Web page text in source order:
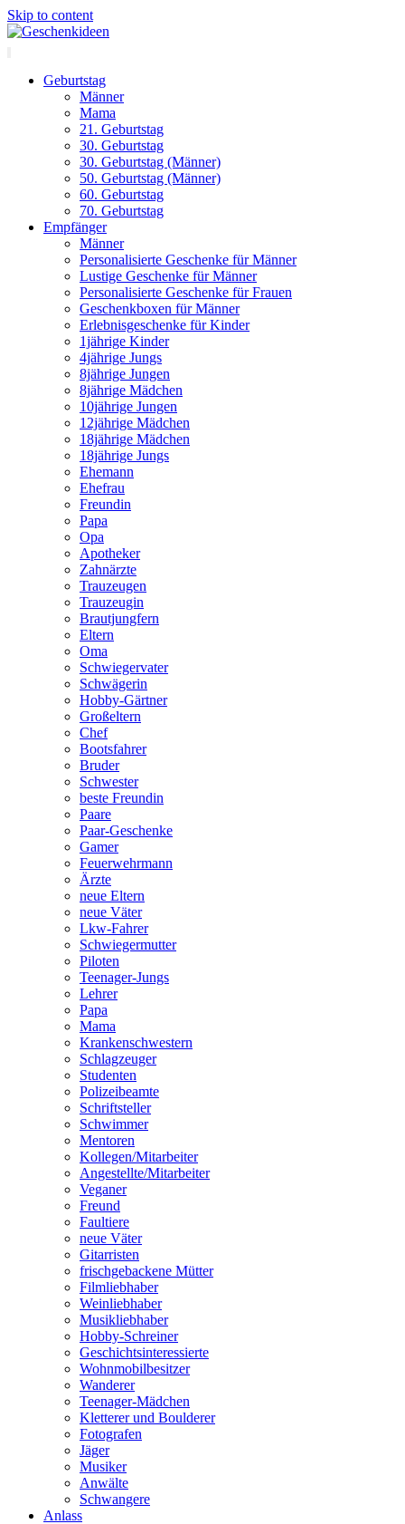
Skip to content
Geburtstag
Männer
Mama
21. Geburtstag
30. Geburtstag
30. Geburtstag (Männer)
50. Geburtstag (Männer)
60. Geburtstag
70. Geburtstag
Empfänger
Männer
Personalisierte Geschenke für Männer
Lustige Geschenke für Männer
Personalisierte Geschenke für Frauen
Geschenkboxen für Männer
Erlebnisgeschenke für Kinder
1jährige Kinder
4jährige Jungs
8jährige Jungen
8jährige Mädchen
10jährige Jungen
12jährige Mädchen
18jährige Mädchen
18jährige Jungs
Ehemann
Ehefrau
Freundin
Papa
Opa
Apotheker
Zahnärzte
Trauzeugen
Trauzeugin
Brautjungfern
Eltern
Oma
Schwiegervater
Schwägerin
Hobby-Gärtner
Großeltern
Chef
Bootsfahrer
Bruder
Schwester
beste Freundin
Paare
Paar-Geschenke
Gamer
Feuerwehrmann
Ärzte
neue Eltern
neue Väter
Lkw-Fahrer
Schwiegermutter
Piloten
Teenager-Jungs
Lehrer
Papa
Mama
Krankenschwestern
Schlagzeuger
Studenten
Polizeibeamte
Schriftsteller
Schwimmer
Mentoren
Kollegen/Mitarbeiter
Angestellte/Mitarbeiter
Veganer
Freund
Faultiere
neue Väter
Gitarristen
frischgebackene Mütter
Filmliebhaber
Weinliebhaber
Musikliebhaber
Hobby-Schreiner
Geschichtsinteressierte
Wohnmobilbesitzer
Wanderer
Teenager-Mädchen
Kletterer und Boulderer
Fotografen
Jäger
Musiker
Anwälte
Schwangere
Anlass